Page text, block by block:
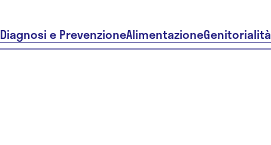
Diagnosi e PrevenzioneAlimentazioneGenitorialità